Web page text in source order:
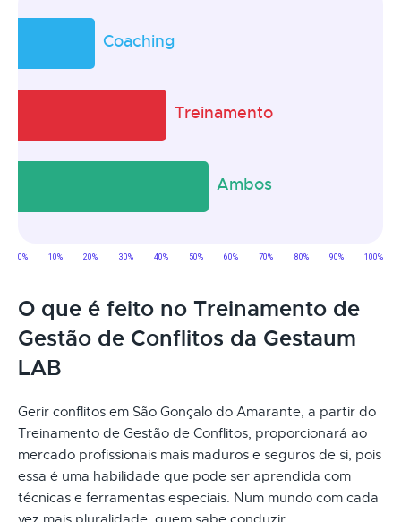
O que é feito no Treinamento de
Gestão de Conflitos da Gestaum
LAB
Gerir conflitos em São Gonçalo do Amarante, a partir do
Treinamento de Gestão de Conflitos, proporcionará ao
mercado profissionais mais maduros e seguros de si, pois
essa é uma habilidade que pode ser aprendida com
técnicas e ferramentas especiais. Num mundo com cada